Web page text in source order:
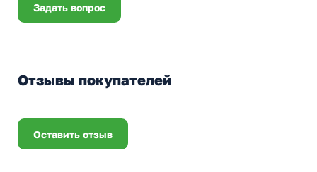
Задать вопрос
Отзывы покупателей
Оставить отзыв